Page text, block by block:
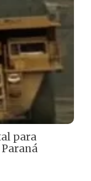
para